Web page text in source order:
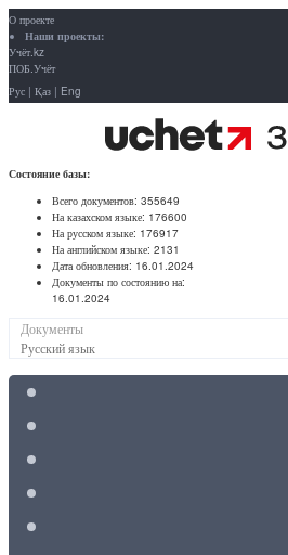
О проекте
Наши проекты:
Учёт.kz
ПОБ.Учёт
Рус | Қаз | Eng
Состояние базы:
Всего документов: 355649
На казахском языке: 176600
На русском языке: 176917
На английском языке: 2131
Дата обновления: 16.01.2024
Документы по состоянию на:
16.01.2024
Документы
Русский язык